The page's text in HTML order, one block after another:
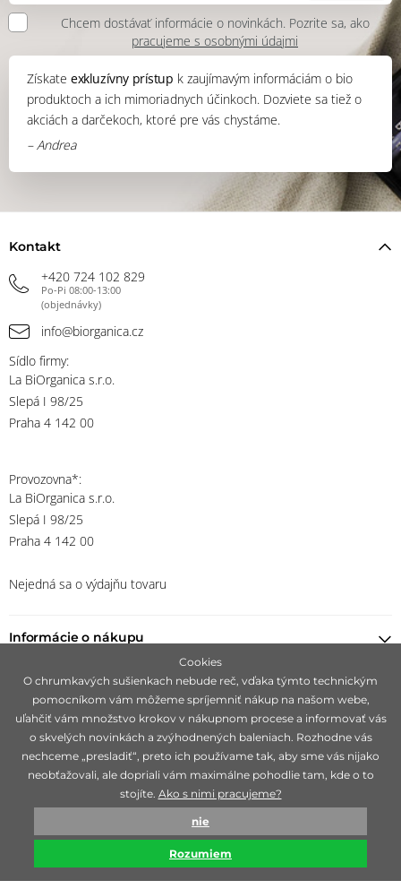
Chcem dostávať informácie o novinkách. Pozrite sa, ako
pracujeme s osobnými údajmi
Získateexkluzívny prístup k zaujímavým informáciám o bio
produktoch a ich mimoriadnych účinkoch. Dozviete sa tiež o
akciách a darčekoch, ktoré pre vás chystáme.
– Andrea
Kontakt
+420 724 102 829
Po-Pi 08:00-13:00
(objednávky)
info@biorganica.cz
Sídlo firmy:
La BiOrganica s.r.o.
Slepá I 98/25
Praha 4 142 00
Provozovna*:
La BiOrganica s.r.o.
Slepá I 98/25
Praha 4 142 00
Nejedná sa o výdajňu tovaru
Informácie o nákupu
Nájsť predajcu
Ostaňte s nami v kontakte
Zameriavame sa na hľadanie čisto prírodných značiek, ideálne 100%
bio, ktoré sú mimoriadne svojou účinnosťou.
© biorganica 1993-2026
Technicky zajišťujeSimplia s.r.o.
Cookies
O chrumkavých sušienkach nebude reč, vďaka týmto technickým
pomocníkom vám môžeme spríjemniť nákup na našom webe,
uľahčiť vám množstvo krokov v nákupnom procese a informovať vás
o skvelých novinkách a zvýhodnených baleniach. Rozhodne vás
nechceme „presladiť“, preto ich používame tak, aby sme vás nijako
neobťažovali, ale dopriali vám maximálne pohodlie tam, kde o to
stojíte. Ako s nimi pracujeme?
nie
Rozumiem